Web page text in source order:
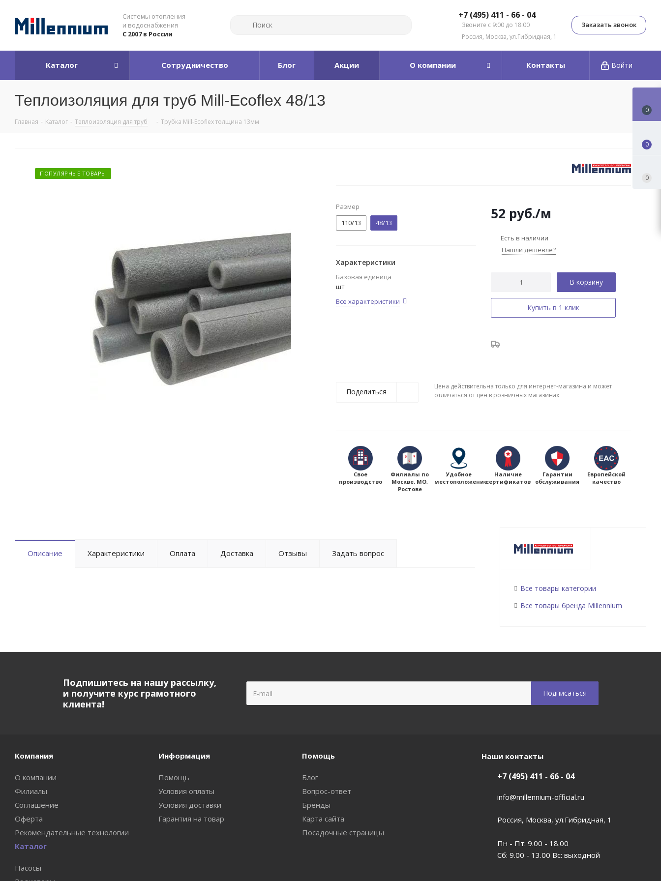
Системы отопления
и водоснабжения
С 2007 в России
+7 (495) 411 - 66 - 04
Звоните с 9:00 до 18:00
Россия, Москва, ул.Гибридная, 1
Заказать звонок
Войти
Каталог Сотрудничество Блог Акции О компании Контакты
Теплоизоляция для труб Mill-Ecoflex 48/13
Главная - Каталог - Теплоизоляция для труб - Трубка Mill-Ecoflex толщина 13мм
ПОПУЛЯРНЫЕ ТОВАРЫ
Размер
110/13
48/13
Характеристики
Базовая единица
шт
Все характеристики
52 руб./м
Есть в наличии
Нашли дешевле?
В корзину
Купить в 1 клик
Поделиться
Цена действительна только для интернет-магазина и может
отличаться от цен в розничных магазинах
Свое
производство
Филиалы по
Москве, МО,
Ростове
Удобное
местоположение
Наличие
сертификатов
Гарантии
обслуживания
Европейской
качество
Описание Характеристики Оплата Доставка Отзывы Задать вопрос
Все товары категории
Все товары бренда Millennium
Подпишитесь на нашу рассылку,
и получите курс грамотного
клиента!
Компания
О компании
Филиалы
Соглашение
Оферта
Рекомендательные технологии
Информация
Помощь
Условия оплаты
Условия доставки
Гарантия на товар
Помощь
Блог
Вопрос-ответ
Бренды
Карта сайта
Посадочные страницы
Каталог
Насосы
Наши контакты
+7 (495) 411 - 66 - 04
info@millennium-official.ru
Россия, Москва, ул.Гибридная, 1
Пн - Пт: 9.00 - 18.00
Сб: 9.00 - 13.00 Вс: выходной
0
0
0